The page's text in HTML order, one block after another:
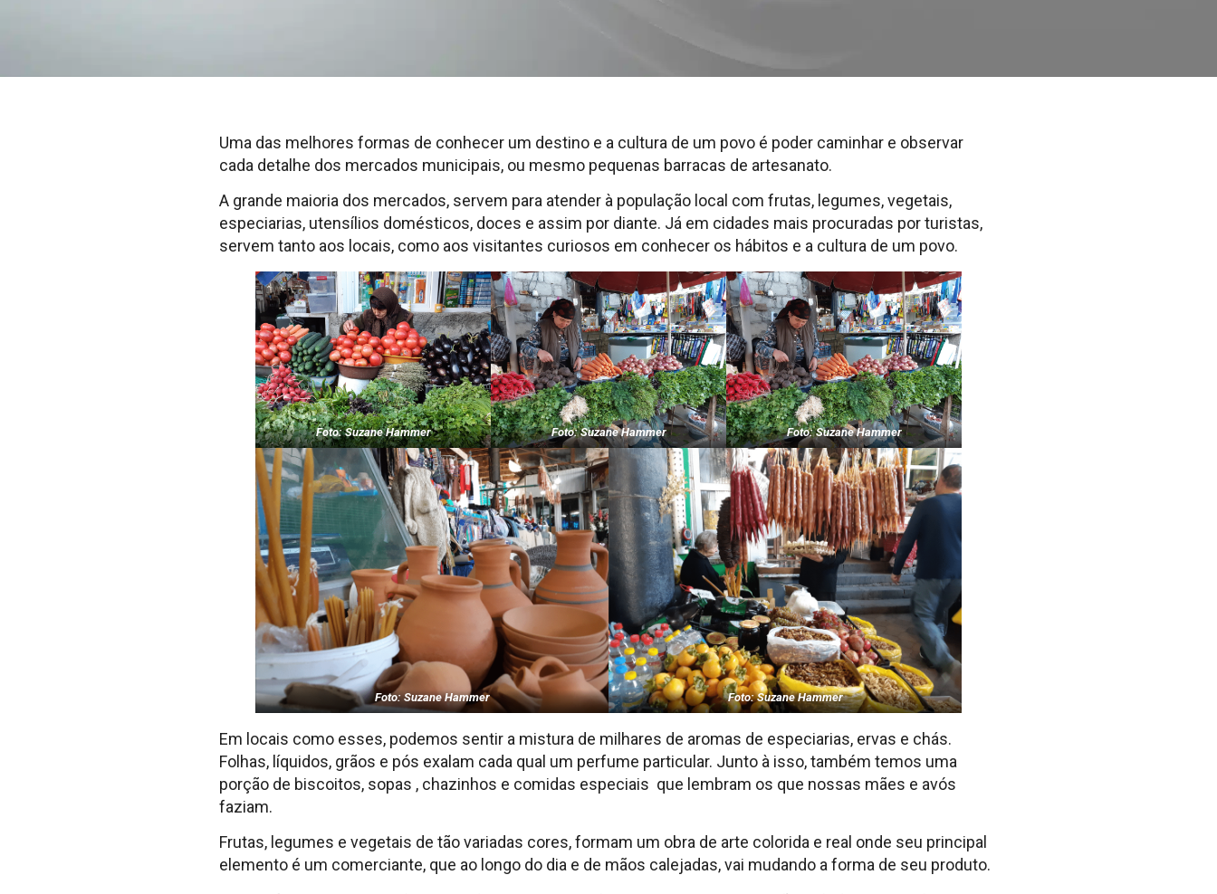
Uma das melhores formas de conhecer um destino e a cultura de um povo é poder caminhar e observar
cada detalhe dos mercados municipais, ou mesmo pequenas barracas de artesanato.
A grande maioria dos mercados, servem para atender à população local com frutas, legumes, vegetais,
especiarias, utensílios domésticos, doces e assim por diante. Já em cidades mais procuradas por turistas,
servem tanto aos locais, como aos visitantes curiosos em conhecer os hábitos e a cultura de um povo.
Foto: Suzane Hammer Foto: Suzane Hammer Foto: Suzane Hammer
Foto: Suzane Hammer Foto: Suzane Hammer
Em locais como esses, podemos sentir a mistura de milhares de aromas de especiarias, ervas e chás.
Folhas, líquidos, grãos e pós exalam cada qual um perfume particular. Junto à isso, também temos uma
porção de biscoitos, sopas , chazinhos e comidas especiais que lembram os que nossas mães e avós
faziam.
Frutas, legumes e vegetais de tão variadas cores, formam um obra de arte colorida e real onde seu principal
elemento é um comerciante, que ao longo do dia e de mãos calejadas, vai mudando a forma de seu produto.